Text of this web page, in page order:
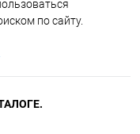
по сайту.